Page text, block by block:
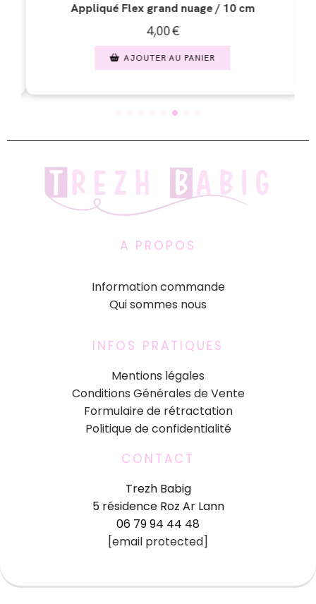
Appliqué Flex nuage tombé de cœurs / 10 cm
4,00
AJOUTER AU PANIER
A PROPOS
Information commande
Qui sommes nous
INFOS PRATIQUES
Mentions légales
Conditions Générales de Vente
Formulaire de rétractation
Politique de confidentialité
CONTACT
Trezh Babig
5 résidence Roz Ar Lann
06 79 94 44 48
[email protected]